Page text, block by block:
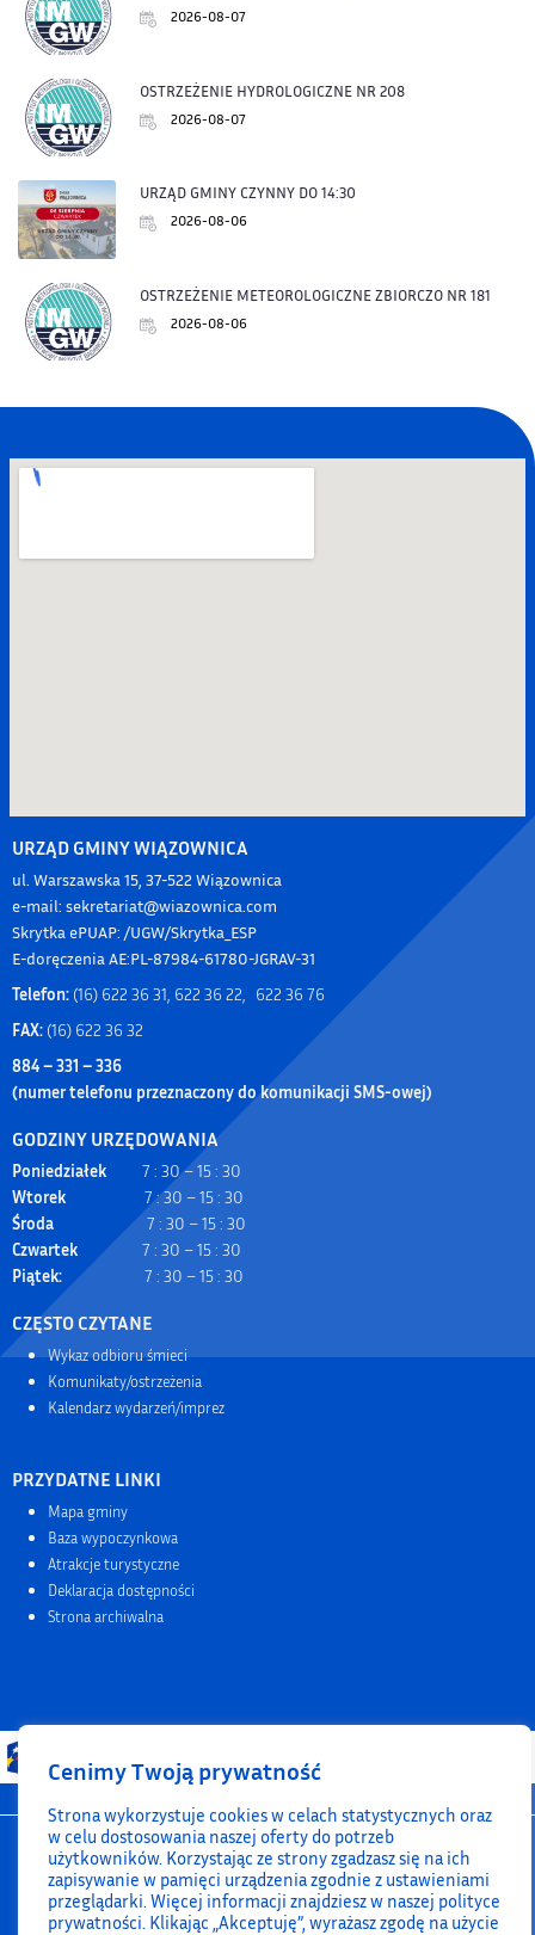
2026-08-07
OSTRZEŻENIE HYDROLOGICZNE NR 208
2026-08-07
URZĄD GMINY CZYNNY DO 14:30
2026-08-06
OSTRZEŻENIE METEOROLOGICZNE ZBIORCZO NR 181
2026-08-06
URZĄD GMINY WIĄZOWNICA
ul. Warszawska 15, 37-522 Wiązownica
e-mail: sekretariat@wiazownica.com
Skrytka ePUAP: /UGW/Skrytka_ESP
E-doręczenia AE:PL-87984-61780-JGRAV-31
Telefon: (16) 622 36 31, 622 36 22, 622 36 76
FAX: (16) 622 36 32
884 – 331 – 336
(numer telefonu przeznaczony do komunikacji SMS-owej)
GODZINY URZĘDOWANIA
Poniedziałek 7 : 30 – 15 : 30
Wtorek 7 : 30 – 15 : 30
Środa 7 : 30 – 15 : 30
Czwartek 7 : 30 – 15 : 30
Piątek: 7 : 30 – 15 : 30
CZĘSTO CZYTANE
Wykaz odbioru śmieci
Komunikaty/ostrzeżenia
Kalendarz wydarzeń/imprez
PRZYDATNE LINKI
Mapa gminy
Baza wypoczynkowa
Atrakcje turystyczne
Deklaracja dostępności
Strona archiwalna
Cenimy Twoją prywatność
Strona wykorzystuje cookies w celach statystycznych oraz
w celu dostosowania naszej oferty do potrzeb
użytkowników. Korzystając ze strony zgadzasz się na ich
zapisywanie w pamięci urządzenia zgodnie z ustawieniami
przeglądarki. Więcej informacji znajdziesz w naszej polityce
prywatności. Klikając „Akceptuję”, wyrażasz zgodę na użycie